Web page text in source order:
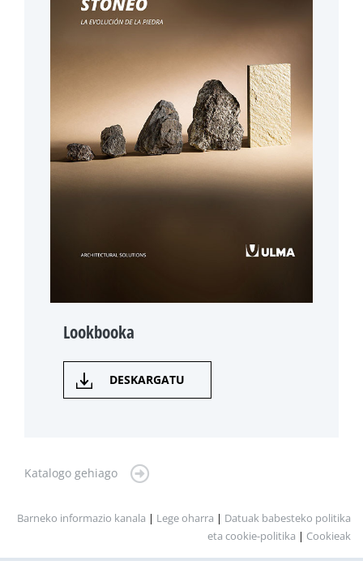
Lookbooka
DESKARGATU
Katalogo gehiago
Barneko informazio kanala | Lege oharra | Datuak babesteko politika
eta cookie-politika | Cookieak